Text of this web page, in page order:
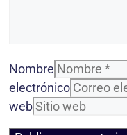
Nombre
electrónico
web